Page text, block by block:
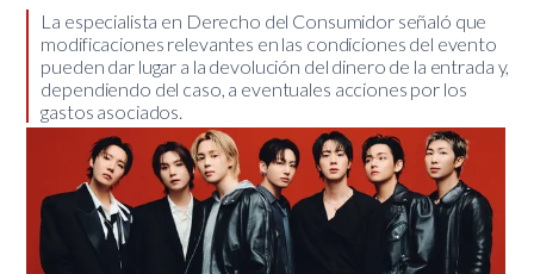
​La especialista en Derecho del Consumidor señaló que
modificaciones relevantes en las condiciones del evento
pueden dar lugar a la devolución del dinero de la entrada y,
dependiendo del caso, a eventuales acciones por los
gastos asociados.